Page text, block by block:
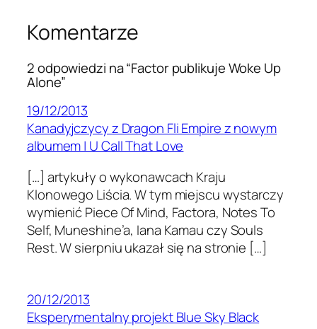
Komentarze
2 odpowiedzi na “Factor publikuje Woke Up
Alone”
19/12/2013
Kanadyjczycy z Dragon Fli Empire z nowym
albumem | U Call That Love
[…] artykuły o wykonawcach Kraju
Klonowego Liścia. W tym miejscu wystarczy
wymienić Piece Of Mind, Factora, Notes To
Self, Muneshine’a, Iana Kamau czy Souls
Rest. W sierpniu ukazał się na stronie […]
20/12/2013
Eksperymentalny projekt Blue Sky Black